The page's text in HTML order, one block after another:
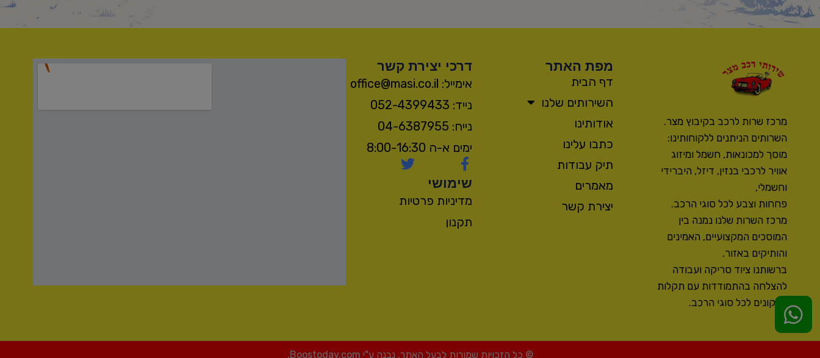
מרכז שרות לרכב בקיבוץ מצר.
השרותים הניתנים ללקוחותינו:
מוסך למכונאות, חשמל ומיזוג
אוויר לרכבי בנזין, דיזל, היברידי
וחשמלי,
פחחות וצבע לכל סוגי הרכב.
מרכז השרות שלנו נמנה בין
המוסכים המקצועיים, האמינים
והותיקים באזור.
ברשותנו ציוד סריקה ועבודה
להצלחה בהתמודדות עם תקלות
ותיקונים לכל סוגי הרכב.
מפת האתר
דף הבית
השירותים שלנו
אודותינו
כתבו עלינו
תיק עבודות
מאמרים
יצירת קשר
דרכי יצירת קשר
אימייל: office@masi.co.il
נייד: 052-4399433
נייח: 04-6387955
ימים א-ה 8:00-16:30
שימושי
מדיניות פרטיות
תקנון
© כל הזכויות שמורות לבעל האתר, נבנה ע"י Boostoday.com.